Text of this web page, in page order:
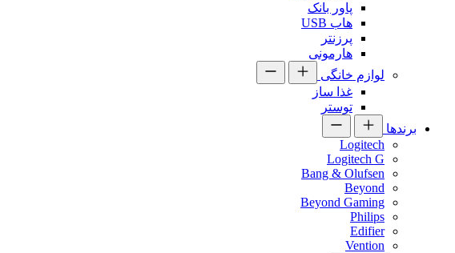
پاور بانک
هاب USB
پرزنتر
هارمونی
لوازم خانگی
غذا ساز
توستر
برندها
Logitech
Logitech G
Bang & Olufsen
Beyond
Beyond Gaming
Philips
Edifier
Vention